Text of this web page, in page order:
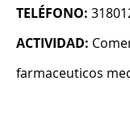
TELÉFONO:
ACTIVIDAD:
farmaceuticos